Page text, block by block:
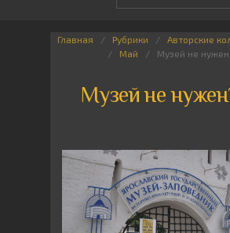
Главная Рубрики Авторские
Май
Музей не
Музей не